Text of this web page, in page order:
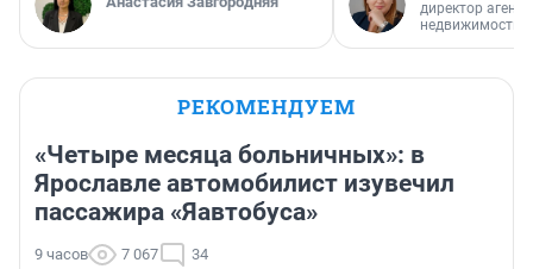
директор
недвижимости
РЕКОМЕНДУЕМ
«Четыре месяца больничных»: в
Ярославле автомобилист изувечил
пассажира «Яавтобуса»
9 часов 7 067 34